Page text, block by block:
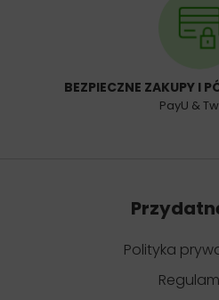
BEZPIECZNE ZAKUPY I
PayU &
Polityka